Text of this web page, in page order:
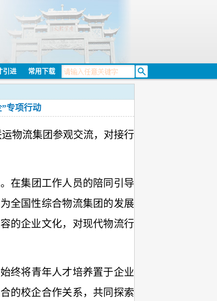
引进 常用下载
专项行动
物流集团参观交流，对接行
在集团工作人员的陪同引导
全国性综合物流集团的发展
的企业文化，对现代物流行
终将青年人才培养置于企业
的校企合作关系，共同探索